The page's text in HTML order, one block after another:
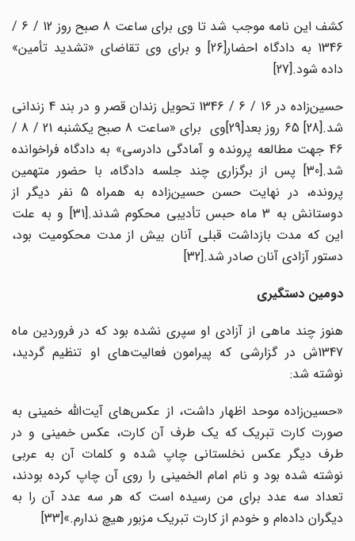
کشف این نامه موجب شد تا وی برای ساعت 8 صبح روز 12 / 6 /
1346 به دادگاه احضار[26] و برای وی تقاضای «تشدید تأمین»
داده شود.[27]
حسین‌زاده در 16 / 6 / 1346 تحویل زندان قصر و در بند 4 زندانی
شد.[28] 65 روز بعد[29]وی برای «ساعت 8 صبح یکشنبه 21 / 8 /
46 جهت مطالعه پرونده و آمادگی دادرسی» به دادگاه فراخوانده
شد.[30] پس از برگزاری چند جلسه دادگاه، با حضور متهمین
پرونده، در نهایت حسن حسین‌زاده به همراه 5 نفر دیگر از
دوستانش به 3 ماه حبس تأدیبی محکوم شدند.[31] و به علت
این که مدت بازداشت قبلی آنان بیش از مدت محکومیت بود،
دستور آزادی آنان صادر شد.[32]
دومین دستگیری
هنوز چند ماهی از آزادی او سپری نشده بود که در فروردین ماه
1347ش در گزارشی که پیرامون فعالیت‌های او تنظیم گردید،
نوشته شد:
«حسین‌زاده موحد اظهار داشت، از عکس‌های آیت‌الله خمینی به
صورت کارت تبریک که یک طرف آن کارت، عکس خمینی و در
طرف دیگر عکس نخلستانی چاپ شده و کلمات آن به عربی
نوشته شده بود و نام امام الخمینی را روی آن چاپ کرده بودند،
تعداد سه عدد برای من رسیده است که هر سه عدد آن را به
دیگران داده‌ام و خودم از کارت تبریک مزبور هیچ ندارم.»[33]